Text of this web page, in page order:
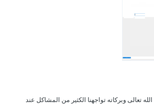
تعالى وبركاته تواجهنا الكثير من المشاكل عند